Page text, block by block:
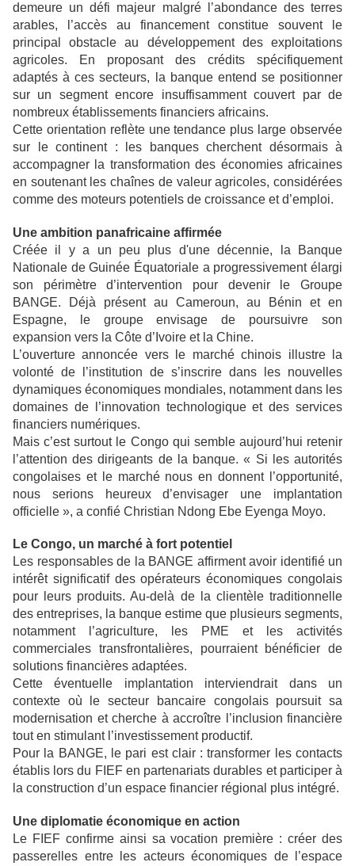
demeure un défi majeur malgré l’abondance des terres
arables, l’accès au financement constitue souvent le
principal obstacle au développement des exploitations
agricoles. En proposant des crédits spécifiquement
adaptés à ces secteurs, la banque entend se positionner
sur un segment encore insuffisamment couvert par de
nombreux établissements financiers africains.
Cette orientation reflète une tendance plus large observée
sur le continent : les banques cherchent désormais à
accompagner la transformation des économies africaines
en soutenant les chaînes de valeur agricoles, considérées
comme des moteurs potentiels de croissance et d’emploi.
Une ambition panafricaine affirmée
Créée il y a un peu plus d'une décennie, la Banque
Nationale de Guinée Équatoriale a progressivement élargi
son périmètre d’intervention pour devenir le Groupe
BANGE. Déjà présent au Cameroun, au Bénin et en
Espagne, le groupe envisage de poursuivre son
expansion vers la Côte d’Ivoire et la Chine.
L’ouverture annoncée vers le marché chinois illustre la
volonté de l’institution de s’inscrire dans les nouvelles
dynamiques économiques mondiales, notamment dans les
domaines de l’innovation technologique et des services
financiers numériques.
Mais c’est surtout le Congo qui semble aujourd’hui retenir
l’attention des dirigeants de la banque. « Si les autorités
congolaises et le marché nous en donnent l’opportunité,
nous serions heureux d’envisager une implantation
officielle », a confié Christian Ndong Ebe Eyenga Moyo.
Le Congo, un marché à fort potentiel
Les responsables de la BANGE affirment avoir identifié un
intérêt significatif des opérateurs économiques congolais
pour leurs produits. Au-delà de la clientèle traditionnelle
des entreprises, la banque estime que plusieurs segments,
notamment l’agriculture, les PME et les activités
commerciales transfrontalières, pourraient bénéficier de
solutions financières adaptées.
Cette éventuelle implantation interviendrait dans un
contexte où le secteur bancaire congolais poursuit sa
modernisation et cherche à accroître l’inclusion financière
tout en stimulant l’investissement productif.
Pour la BANGE, le pari est clair : transformer les contacts
établis lors du FIEF en partenariats durables et participer à
la construction d’un espace financier régional plus intégré.
Une diplomatie économique en action
Le FIEF confirme ainsi sa vocation première : créer des
passerelles entre les acteurs économiques de l’espace